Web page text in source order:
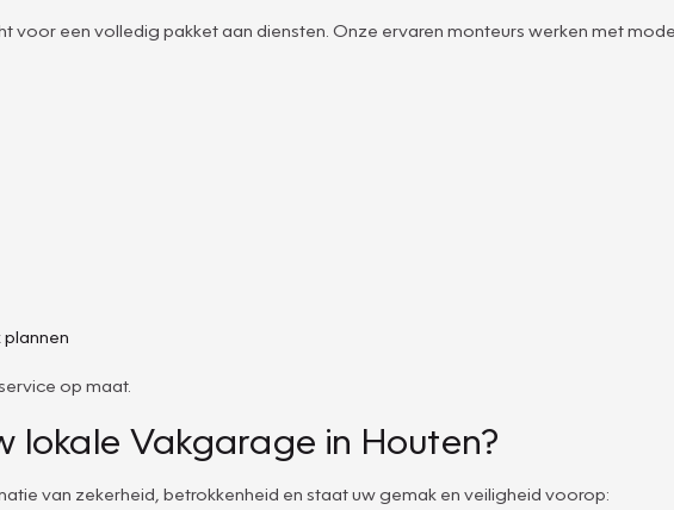
voor een volledig pakket aan diensten. Onze ervaren monteurs werken met
op maat.
lokale Vakgarage in Houten?
van zekerheid, betrokkenheid en staat uw gemak en veiligheid voorop: